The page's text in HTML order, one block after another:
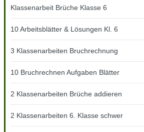
Klassenarbeit Brüche Klasse 6
10 Arbeitsblätter & Lösungen Kl. 6
3 Klassenarbeiten Bruchrechnung
10 Bruchrechnen Aufgaben Blätter
2 Klassenarbeiten Brüche addieren
2 Klassenarbeiten 6. Klasse schwer